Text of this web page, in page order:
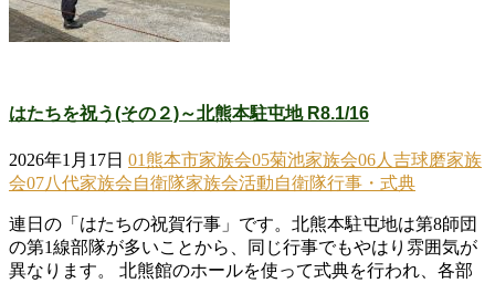
はたちを祝う(その２)～北熊本駐屯地 R8.1/16
2026年1月17日 01熊本市家族会05菊池家族会06人吉球磨家族
会07八代家族会自衛隊家族会活動自衛隊行事・式典
連日の「はたちの祝賀行事」です。北熊本駐屯地は第8師団
の第1線部隊が多いことから、同じ行事でもやはり雰囲気が
異なります。 北熊館のホールを使って式典を行われ、各部